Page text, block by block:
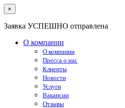
×
Заявка УСПЕШНО отправлена
О компании
О компании
Пресса о нас
Клиенты
Новости
Услуги
Вакансии
Отзывы